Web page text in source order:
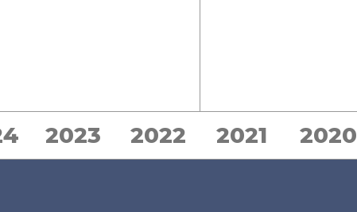
2023 2022 2021 2020